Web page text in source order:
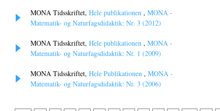
MONA Tidsskriftet, Hele publikationen , MONA -
Matematik- og Naturfagsdidaktik: Nr. 3 (2012)
MONA Tidsskriftet, Hele publikationen , MONA -
Matematik- og Naturfagsdidaktik: Nr. 1 (2009)
MONA Tidsskriftet, Hele Publikationen , MONA -
Matematik- og Naturfagsdidaktik: Nr. 3 (2006)